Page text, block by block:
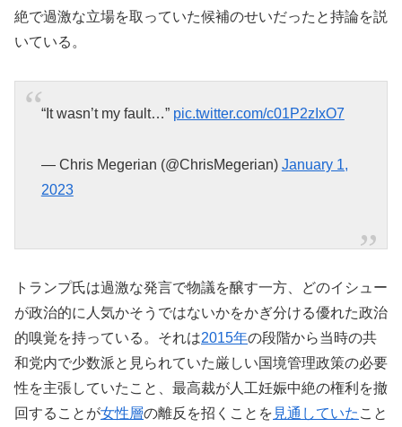
絶で過激な立場を取っていた候補のせいだったと持論を説
いている。
“It wasn’t my fault…” pic.twitter.com/c01P2zIxO7
— Chris Megerian (@ChrisMegerian) January 1,
2023
トランプ氏は過激な発言で物議を醸す一方、どのイシュー
が政治的に人気かそうではないかをかぎ分ける優れた政治
的嗅覚を持っている。それは2015年の段階から当時の共
和党内で少数派と見られていた厳しい国境管理政策の必要
性を主張していたこと、最高裁が人工妊娠中絶の権利を撤
回することが女性層の離反を招くことを 見通していた こと